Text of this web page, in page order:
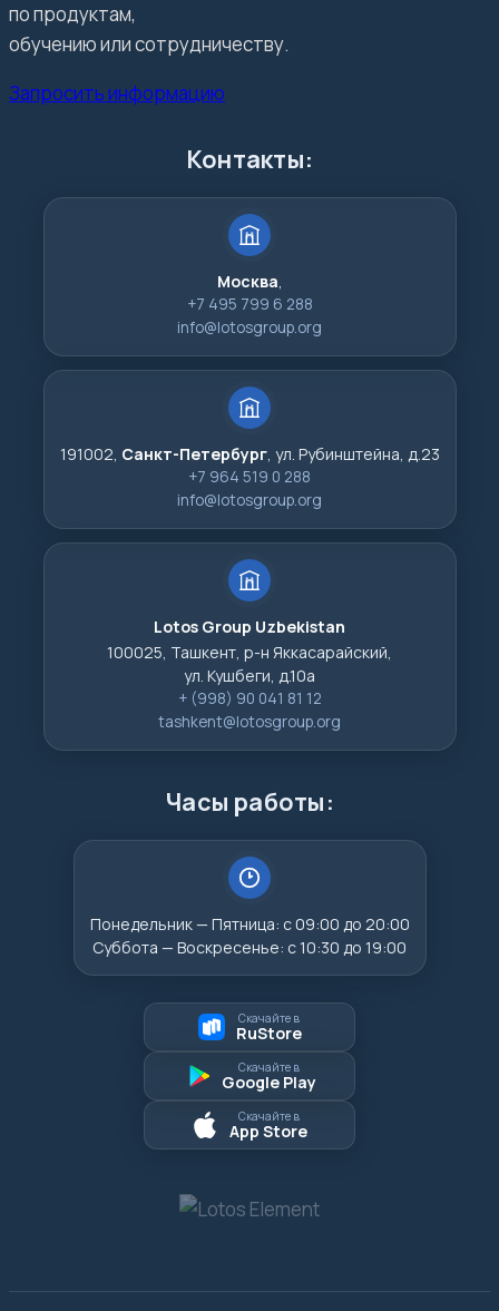
по продуктам,
обучению или сотрудничеству.
Запросить информацию
Контакты:
Москва,
+7 495 799 6 288
info@lotosgroup.org
191002, Санкт-Петербург, ул. Рубинштейна, д.23
+7 964 519 0 288
info@lotosgroup.org
Lotos Group Uzbekistan
100025, Ташкент, р-н Яккасарайский,
ул. Кушбеги, д.10а
+ (998) 90 041 81 12
tashkent@lotosgroup.org
Часы работы:
Понедельник — Пятница: с 09:00 до 20:00
Суббота — Воскресенье: с 10:30 до 19:00
Скачайте в
RuStore
Скачайте в
Google Play
Скачайте в
App Store